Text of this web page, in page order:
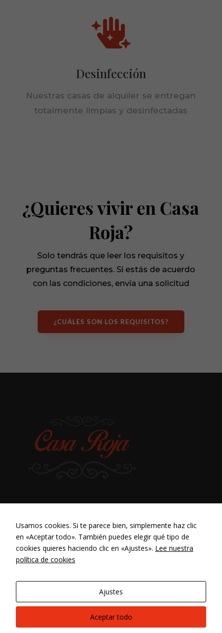

Desinfección
Nuestras casas de alquiler se entregan
totalmente limpias y desinfectadas
¿Quieres vivir en Casa
Roja?
Solo tendrás que leer los requisitos y
preguntas frecuentes. Si estás de acuerdo
con las condiciones, envía una solicitud
¿CUÁLES SON LOS REQUISITOS?
Diseño webcon ❤ por LBDesign | CasaRoja © 2023
Política de Privacidad
Usamos cookies. Si te parece bien, simplemente haz clic
en «Aceptar todo». También puedes elegir qué tipo de
cookies quieres haciendo clic en «Ajustes». Lee nuestra
política de cookies
Ajustes
Aceptar todo
desaparecerán
de la web.